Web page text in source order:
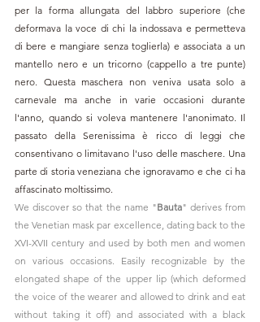
per la forma allungata del labbro superiore (che
deformava la voce di chi la indossava e permetteva
di bere e mangiare senza toglierla) e associata a un
mantello nero e un tricorno (cappello a tre punte)
nero. Questa maschera non veniva usata solo a
carnevale ma anche in varie occasioni durante
l'anno, quando si voleva mantenere l'anonimato. Il
passato della Serenissima è ricco di leggi che
consentivano o limitavano l'uso delle maschere. Una
parte di storia veneziana che ignoravamo e che ci ha
affascinato moltissimo.
We discover so that the name "Bauta" derives from
the Venetian mask par excellence, dating back to the
XVI-XVII century and used by both men and women
on various occasions. Easily recognizable by the
elongated shape of the upper lip (which deformed
the voice of the wearer and allowed to drink and eat
without taking it off) and associated with a black